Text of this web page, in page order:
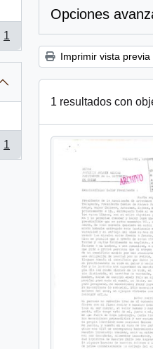
1
1
Opciones
Imprimir vista previa
1 resultados con